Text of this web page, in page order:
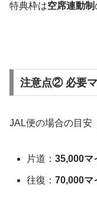
特典枠は空席連動制
注意点② 必要
JAL便の場合の目安
片道：35,000マ
往復：70,000マ